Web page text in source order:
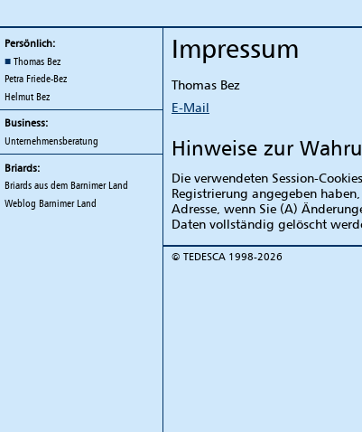
Persönlich:
Thomas Bez
Petra Friede-Bez
Helmut Bez
Business:
Unternehmensberatung
Briards:
Briards aus dem Barnimer Land
Weblog Barnimer Land
Impressum
Thomas Bez
E-Mail
Hinweise zur
Die verwendeten Session-
Registrierung angegeben
Adresse, wenn Sie (A)
Daten vollständig gelöscht
© TEDESCA 1998-2026